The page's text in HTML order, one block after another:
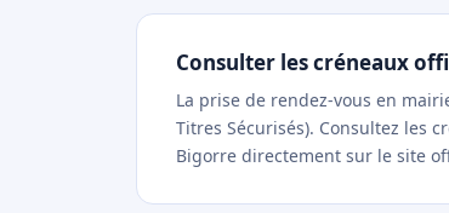
Consulter les créneaux
La prise de rendez-vous en
Titres Sécurisés). Consultez les
Bigorre directement sur le site